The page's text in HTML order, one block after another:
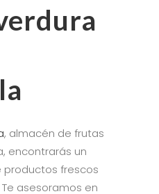
, almacén de frutas
encontrarás un
frescos
asesoramos en